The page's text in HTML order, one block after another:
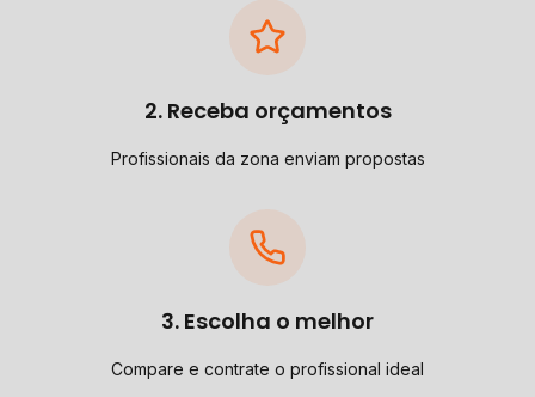
2. Receba orçamentos
Profissionais da zona enviam propostas
3. Escolha o melhor
Compare e contrate o profissional ideal